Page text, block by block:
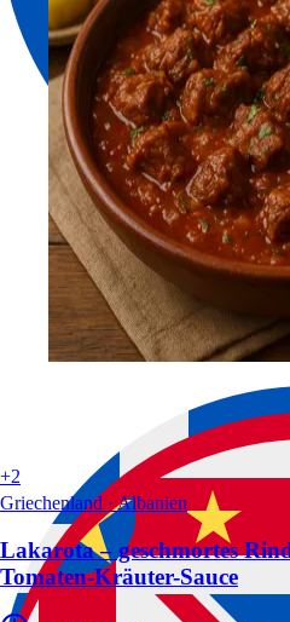
+2
Griechenland · Albanien
Lakarota – geschmortes
Tomaten-Kräuter-Sauce